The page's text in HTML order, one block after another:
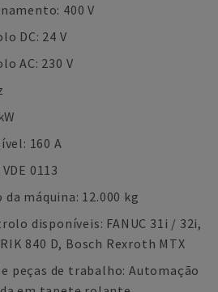
400 V
DC: 24 V
AC: 230 V
160 A
0113
máquina: 12.000 kg
disponíveis: FANUC 31i / 32i,
840 D, Bosch Rexroth MTX
peças de trabalho: Automação